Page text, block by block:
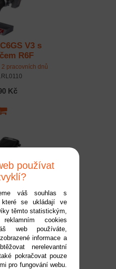
V3 s
R6F
2 pracovních dnů
Kč
RC8X s
R8FG
2 pracovních dnů
1RL0120
Kč
používat
váš souhlas s
se ukládají ve
těmto statistickým,
cookies
web používáte,
informace a
nerelevantní
pokračovat pouze
pro fungování webu.